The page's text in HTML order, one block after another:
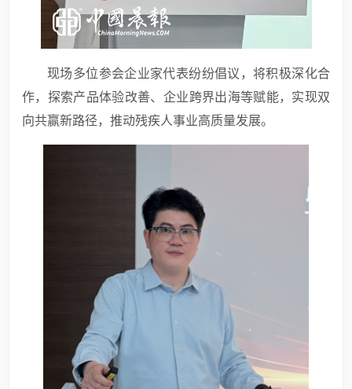
现场多位参会企业家代表纷纷倡议，将积极深化合
作，探索产品体验改善、企业跨界出海等赋能，实现双
向共赢新路径，推动残疾人事业高质量发展。